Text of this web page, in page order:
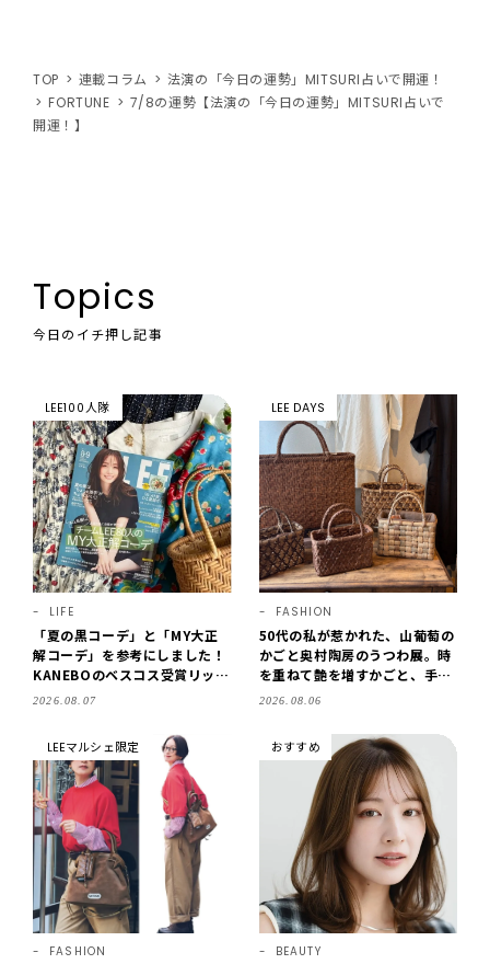
TOP 連載コラム
法演の「今日の運勢」MITSURI占いで開運！
FORTUNE
7/8の運勢【法演の「今日の運勢」MITSURI占いで
開運！】
Topics
今日のイチ押し記事
LEE100人隊
LIFE
「夏の黒コーデ」と「MY大正
解コーデ」を参考にしました！
KANEBOのベスコス受賞リップ
購入も。LEE8・9月号を読んだ
2026.08.07
LEE DAYS
FASHION
50代の私が惹かれた、山葡萄の
かごと奥村陶房のうつわ展。時
を重ねて艶を増すかごと、手仕
事の美しさに出会いました。
2026.08.06
LEEマルシェ限定
FASHION
おすすめ
BEAUTY